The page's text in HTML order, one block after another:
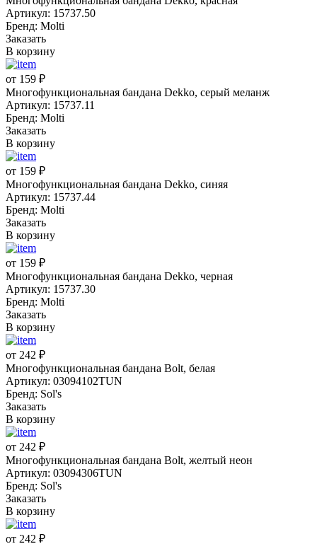
Артикул: 15737.50
Бренд: Molti
Заказать
В корзину
от 159 ₽
Многофункциональная бандана Dekko, серый меланж
Артикул: 15737.11
Бренд: Molti
Заказать
В корзину
от 159 ₽
Многофункциональная бандана Dekko, синяя
Артикул: 15737.44
Бренд: Molti
Заказать
В корзину
от 159 ₽
Многофункциональная бандана Dekko, черная
Артикул: 15737.30
Бренд: Molti
Заказать
В корзину
от 242 ₽
Многофункциональная бандана Bolt, белая
Артикул: 03094102TUN
Бренд: Sol's
Заказать
В корзину
от 242 ₽
Многофункциональная бандана Bolt, желтый неон
Артикул: 03094306TUN
Бренд: Sol's
Заказать
В корзину
от 242 ₽